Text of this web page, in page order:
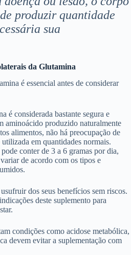
produzir quantidade
sua
da Glutamina
é essencial antes de considerar
é considerada bastante segura e
aminoácido produzido naturalmente
alimentos, não há preocupação de
em quantidades normais.
conter de 3 a 6 gramas por dia,
de acordo com os tipos e
dos seus benefícios sem riscos.
deste suplemento para
condições como acidose metabólica,
devem evitar a suplementação com